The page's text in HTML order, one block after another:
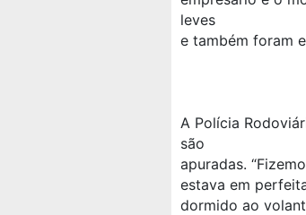
leves
e também foram
A Polícia
são
apuradas.
estava em
dormido ao